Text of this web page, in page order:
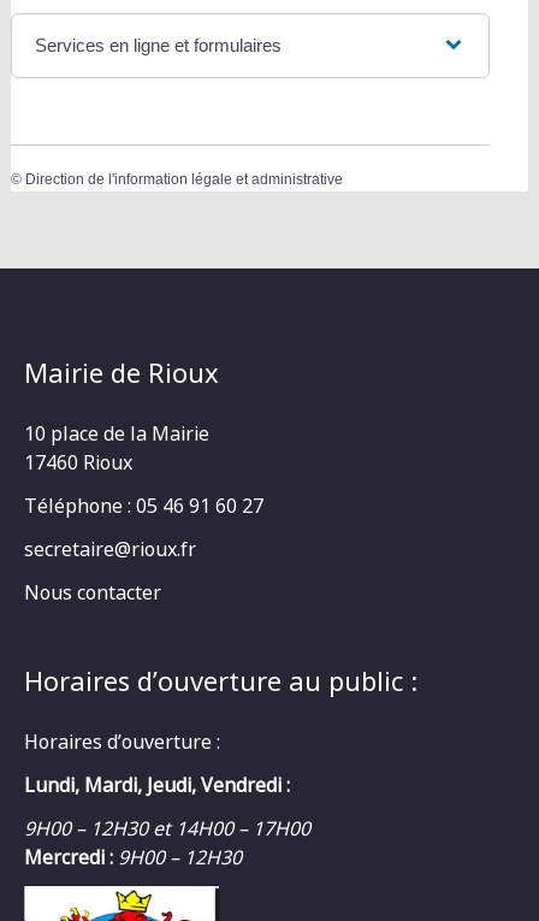
Services en ligne et formulaires
© Direction de l'information légale et administrative
Mairie de Rioux
10 place de la Mairie
17460 Rioux
Téléphone : 05 46 91 60 27
secretaire@rioux.fr
Nous contacter
Horaires d’ouverture au public :
Horaires d’ouverture :
Lundi, Mardi, Jeudi, Vendredi :
9H00 – 12H30 et 14H00 – 17H00
Mercredi : 9H00 – 12H30